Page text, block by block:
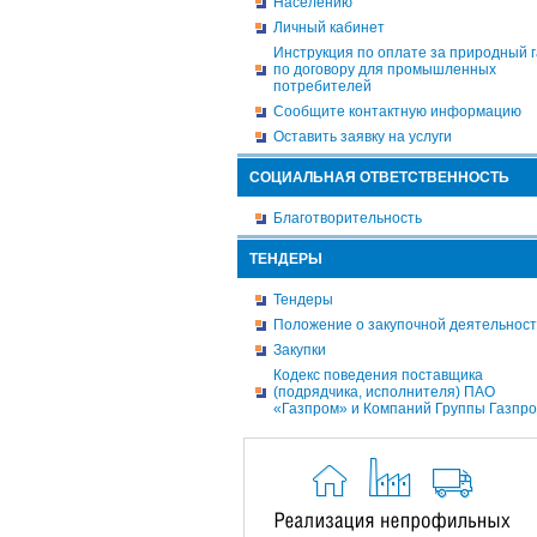
Личный кабинет
Инструкция по оплате за природный
по договору для промышленных
потребителей
Сообщите контактную информацию
Оставить заявку на услуги
СОЦИАЛЬНАЯ ОТВЕТСТВЕННОСТЬ
Благотворительность
ТЕНДЕРЫ
Тендеры
Положение о закупочной
Закупки
Кодекс поведения поставщика
(подрядчика, исполнителя) ПАО
«Газпром» и Компаний Группы